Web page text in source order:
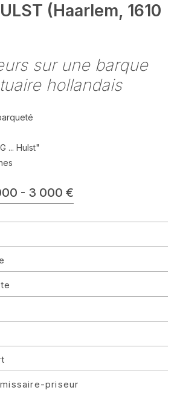
(Haarlem, 1610
sur une barque
hollandais
... Hulst"
- 3 000 €
priseur